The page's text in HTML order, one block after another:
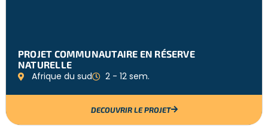
PROJET COMMUNAUTAIRE EN RÉSERVE
NATURELLE
Afrique du sud 2 - 12 sem.
DECOUVRIR LE PROJET